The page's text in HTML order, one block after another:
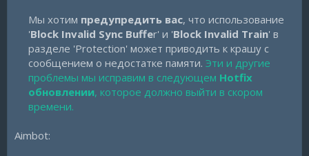
Мы хотим предупредить вас, что использование
'Block Invalid Sync Buffer' и 'Block Invalid Train' в
разделе 'Protection' может приводить к крашу с
сообщением о недостатке памяти. Эти и другие
проблемы мы исправим в следующем Hotfix
обновлении, которое должно выйти в скором
времени.
Aimbot: